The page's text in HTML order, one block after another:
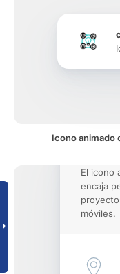
Icono animado
El icono
encaja
móviles.